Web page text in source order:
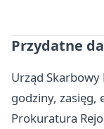
Przydatne
Urząd
godziny, zasięg,
Prokuratura